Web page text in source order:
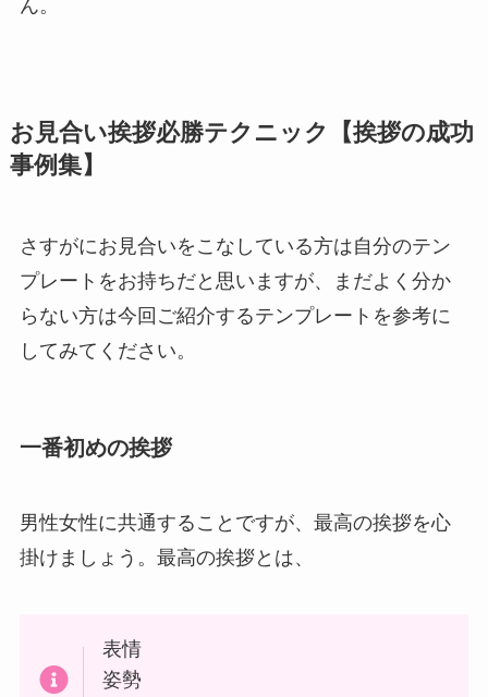
ん。
お見合い挨拶必勝テクニック【挨拶の成功
事例集】
さすがにお見合いをこなしている方は自分のテン
プレートをお持ちだと思いますが、まだよく分か
らない方は今回ご紹介するテンプレートを参考に
してみてください。
一番初めの挨拶
男性女性に共通することですが、最高の挨拶を心
掛けましょう。最高の挨拶とは、
表情
姿勢